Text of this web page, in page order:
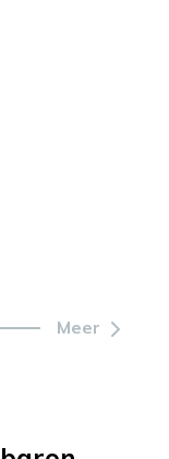
Meer